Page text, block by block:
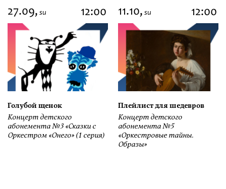
27.09, su 12:00
Голубой щенок
Концерт детского
абонемента №3 «Сказки с
Оркестром «Онего» (1 серия)
11.10, su 12:00
Плейлист для шедевров
Концерт детского
абонемента №5
«Оркестровые тайны.
Образы»